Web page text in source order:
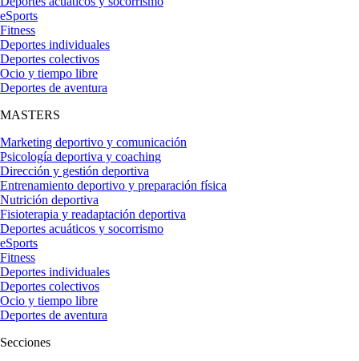
eSports
Fitness
Deportes individuales
Deportes colectivos
Ocio y tiempo libre
Deportes de aventura
MASTERS
Marketing deportivo y comunicación
Psicología deportiva y coaching
Dirección y gestión deportiva
Entrenamiento deportivo y preparación física
Nutrición deportiva
Fisioterapia y readaptación deportiva
Deportes acuáticos y socorrismo
eSports
Fitness
Deportes individuales
Deportes colectivos
Ocio y tiempo libre
Deportes de aventura
Secciones